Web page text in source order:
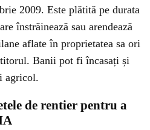
2009. Este plătită pe durata
înstrăinează sau arendează
aflate în proprietatea sa ori
Banii pot fi încasați și
agricol.
de rentier pentru a